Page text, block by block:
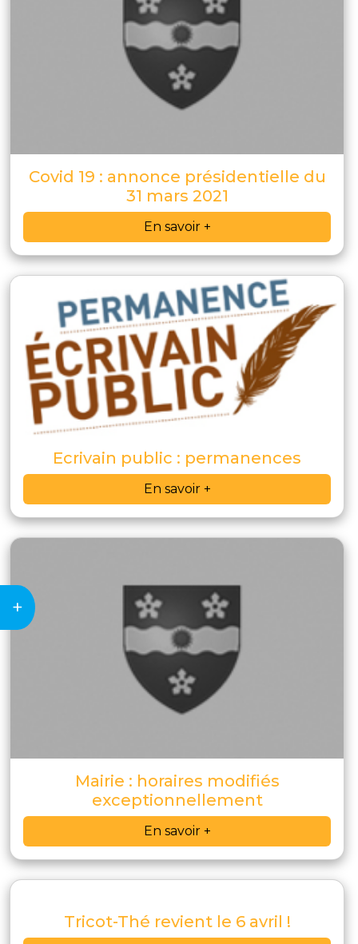
+
Covid 19 : annonce présidentielle du
31 mars 2021
En savoir +
Ecrivain public : permanences
En savoir +
Mairie : horaires modifiés
exceptionnellement
En savoir +
Tricot-Thé revient le 6 avril !